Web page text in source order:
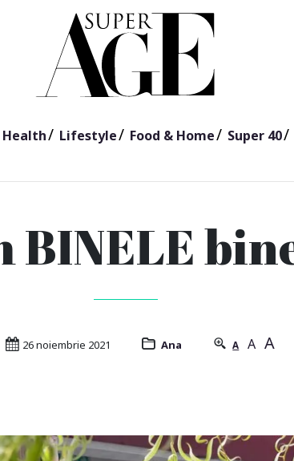
Health Lifestyle Food & Home Super 40
BINELE
26 noiembrie 2021 Ana A A A